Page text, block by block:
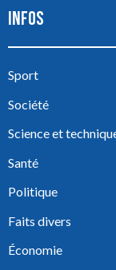
INFOS
Sport
Société
Science et
Santé
Politique
Faits divers
Économie